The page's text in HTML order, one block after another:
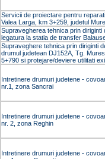
Servicii de proiectare pentru
Valea Larga, km 3+259, judetul
Supravegherea tehnica prin
legatura la statia de transfer
Supraveghere tehnica prin diriginti
drumul judetean DJ152A, Tg.
5+790 si protejare/deviere utilitati
Intretinere drumuri judetene -
nr.1, zona Sancrai
Intretinere drumuri judetene -
nr. 2, zona Reghin
Intretinere drumuri judetene -